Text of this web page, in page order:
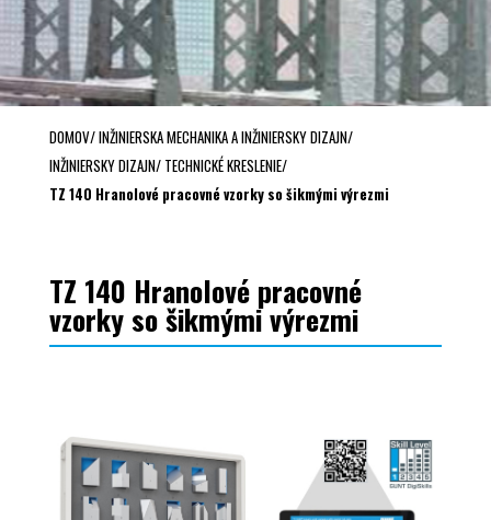
DOMOV/INŽINIERSKA MECHANIKA A INŽINIERSKY DIZAJN/
INŽINIERSKY DIZAJN/ TECHNICKÉ KRESLENIE/
TZ 140 Hranolové pracovné vzorky so šikmými výrezmi
TZ 140 Hranolové pracovné
vzorky so šikmými výrezmi